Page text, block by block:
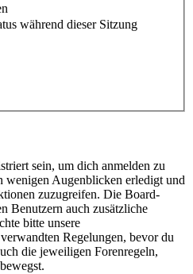
während dieser Sitzung
sein, um dich anmelden zu
wenigen Augenblicken erledigt und
zuzugreifen. Die Board-
Benutzern auch zusätzliche
bitte unsere
Regelungen, bevor du
die jeweiligen Forenregeln,